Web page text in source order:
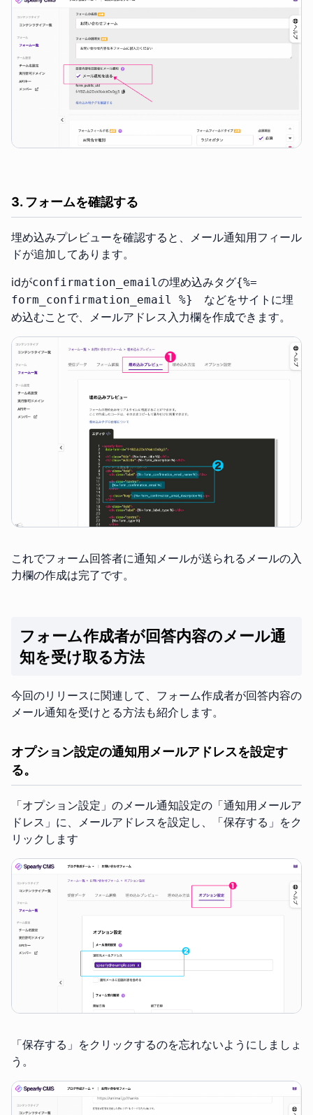
3. フォームを確認する
埋め込みプレビューを確認すると、メール通知用フィール
ドが追加してあります。
idがconfirmation_emailの埋め込みタグ{%=
form_confirmation_email %}
などをサイトに埋
め込むことで、メールアドレス入力欄を作成できます。
これでフォーム回答者に通知メールが送られるメールの入
力欄の作成は完了です。
フォーム作成者が回答内容のメール通
知を受け取る方法
今回のリリースに関連して、フォーム作成者が回答内容の
メール通知を受けとる方法も紹介します。
オプション設定の通知用メールアドレスを設定す
る。
「オプション設定」のメール通知設定の「通知用メールア
ドレス」に、メールアドレスを設定し、「保存する」をク
リックします
「保存する」をクリックするのを忘れないようにしましょ
う。